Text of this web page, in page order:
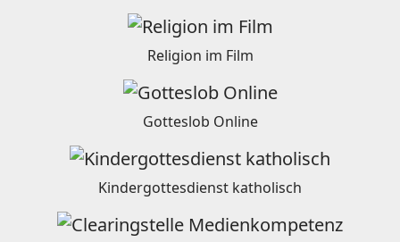
Religion im Film
Gotteslob Online
Kindergottesdienst katholisch